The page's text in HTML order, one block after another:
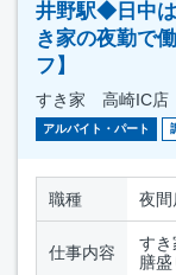
井野駅◆日中
き家の夜勤で
フ】
すき家 高崎IC店
アルバイト・パート
職種 夜間
仕事内容
すき
膳盛